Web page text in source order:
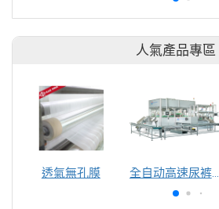
人氣產品專區
透氣無孔膜 全自动高速尿裤包装机（自动换号）